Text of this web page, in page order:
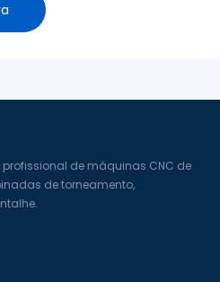
profissional de máquinas CNC de
de torneamento,